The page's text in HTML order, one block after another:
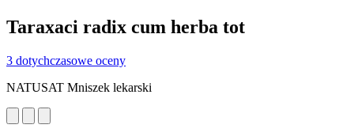
Taraxaci radix cum herba tot
3 dotychczasowe oceny
NATUSAT Mniszek lekarski